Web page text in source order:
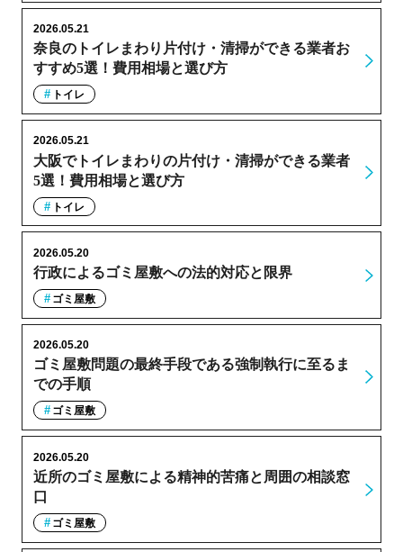
奈良のトイレまわり片付け・清掃ができる業者お
すすめ5選！費用相場と選び方
2026.05.21
トイレ
大阪でトイレまわりの片付け・清掃ができる業者
5選！費用相場と選び方
2026.05.21
トイレ
行政によるゴミ屋敷への法的対応と限界
2026.05.20
ゴミ屋敷
ゴミ屋敷問題の最終手段である強制執行に至るま
での手順
2026.05.20
ゴミ屋敷
近所のゴミ屋敷による精神的苦痛と周囲の相談窓
口
2026.05.20
ゴミ屋敷